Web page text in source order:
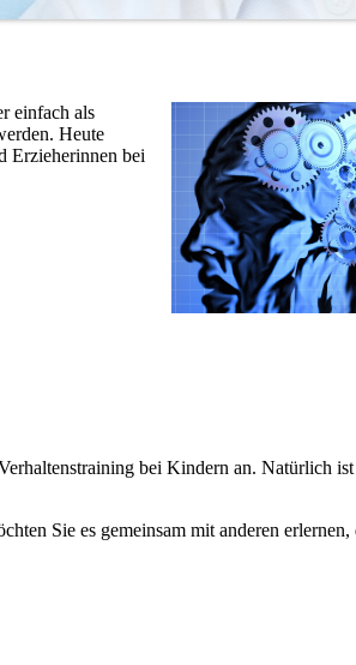
einfach als
Heute
Erzieherinnen bei
bei Kindern an. Natürlich
Sie es gemeinsam mit anderen erlernen,